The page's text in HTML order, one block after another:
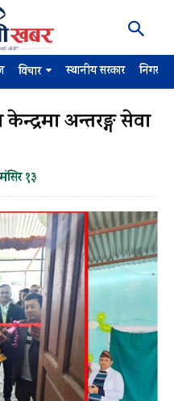
विचार स्थानीय सरकार
केन्द्रमा अन्तरङ्ग सेवा
१३